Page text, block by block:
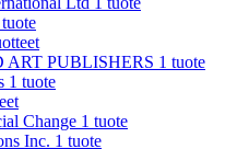
tuote
ART PUBLISHERS 1 tuote
1 tuote
Change 1 tuote
Inc. 1 tuote